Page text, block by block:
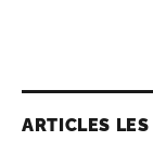
ARTICLES